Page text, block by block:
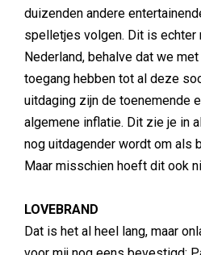
duizenden andere
spelletjes volgen. Dit is echter
Nederland, behalve dat we
toegang hebben tot al deze
uitdaging zijn de toenemende
algemene inflatie. Dit zie je in
nog uitdagender wordt om als
Maar misschien hoeft dit ook
LOVEBRAND
Dat is het al heel lang, maar